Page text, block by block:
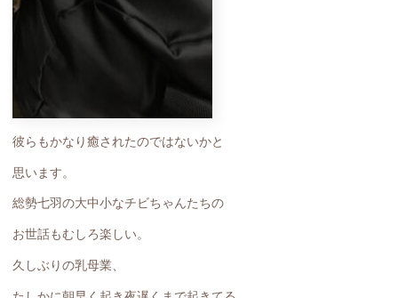
彼らもかなり癒されたのではないかと
思います。
総勢七羽の大中小なチビちゃんたちの
お世話もむしろ楽しい。
久しぶりの乳母業、